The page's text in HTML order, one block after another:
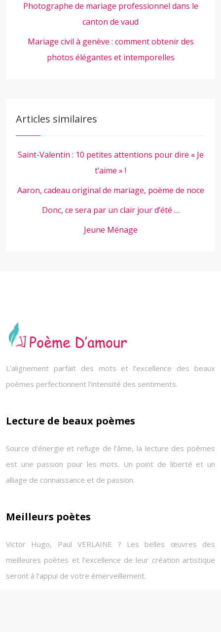
Photographe de mariage professionnel dans le
canton de vaud
Mariage civil à genève : comment obtenir des
photos élégantes et intemporelles
Articles similaires
Saint-Valentin : 10 petites attentions pour dire « Je
t’aime » !
Aaron, cadeau original de mariage, poème de noce
Donc, ce sera par un clair jour d’été …
Jeune Ménage
L’alignement parfait des mots et l’excellence des beaux
poèmes perfectionnent l’intensité des sentiments.
Lecture de beaux poèmes
Source d’énergie et refuge de l’âme, la lecture des poèmes
est une passion pour les mots. Un point de liberté et un
alliage de connaissance et de passion.
Meilleurs poètes
Victor Hugo, Paul VERLAINE ? Les belles œuvres des
meilleures poètes et l’excellence de leur création artistique
seront à l’appui de votre émerveillement.